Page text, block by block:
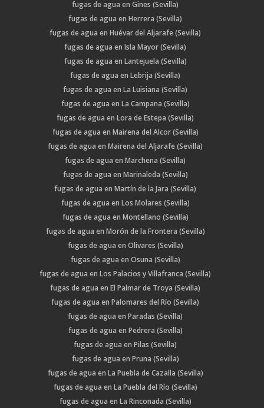
fugas de agua en Gines (Sevilla)
fugas de agua en Herrera (Sevilla)
fugas de agua en Huévar del Aljarafe (Sevilla)
fugas de agua en Isla Mayor (Sevilla)
fugas de agua en Lantejuela (Sevilla)
fugas de agua en Lebrija (Sevilla)
fugas de agua en La Luisiana (Sevilla)
fugas de agua en La Campana (Sevilla)
fugas de agua en Lora de Estepa (Sevilla)
fugas de agua en Mairena del Alcor (Sevilla)
fugas de agua en Mairena del Aljarafe (Sevilla)
fugas de agua en Marchena (Sevilla)
fugas de agua en Marinaleda (Sevilla)
fugas de agua en Martín de la Jara (Sevilla)
fugas de agua en Los Molares (Sevilla)
fugas de agua en Montellano (Sevilla)
fugas de agua en Morón de la Frontera (Sevilla)
fugas de agua en Olivares (Sevilla)
fugas de agua en Osuna (Sevilla)
fugas de agua en Los Palacios y Villafranca (Sevilla)
fugas de agua en El Palmar de Troya (Sevilla)
fugas de agua en Palomares del Río (Sevilla)
fugas de agua en Paradas (Sevilla)
fugas de agua en Pedrera (Sevilla)
fugas de agua en Pilas (Sevilla)
fugas de agua en Pruna (Sevilla)
fugas de agua en La Puebla de Cazalla (Sevilla)
fugas de agua en La Puebla del Río (Sevilla)
fugas de agua en La Rinconada (Sevilla)